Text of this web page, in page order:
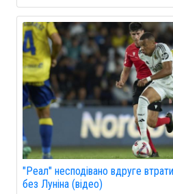
"Реал" несподівано вдруге
без Луніна (відео)